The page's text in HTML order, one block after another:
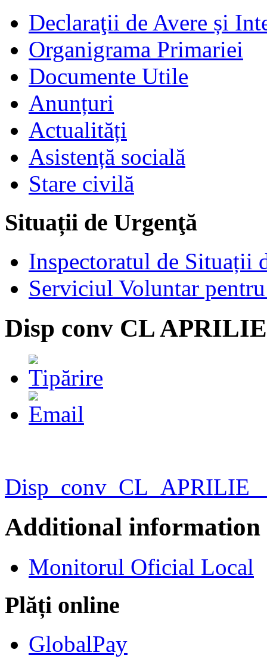
Declaraţii de Avere și
Organigrama Primariei
Documente Utile
Anunțuri
Actualități
Asistență socială
Stare civilă
Situații de Urgenţă
Inspectoratul de Situații
Serviciul Voluntar
Disp conv CL
Additional information
Monitorul Oficial Local
Plăți online
GlobalPay